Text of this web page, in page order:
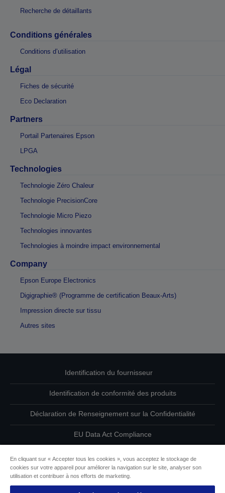
Recherche de détaillants
Conditions générales
Conditions d’utilisation
Légal
Fiches de sécurité
Eco Declaration
Partners
Portail Partenaires Epson
LPGA
Technologies
Technologie Zéro Chaleur
Technologie PrecisionCore
Technologie Micro Piezo
Technologies innovantes
Technologies à moindre impact environnemental
Company
Epson Europe Electronics
Digigraphie® (Programme de certification Beaux-Arts)
Impression directe sur tissu
Autres sites
Identification du fournisseur
Identification de conformité des produits
Déclaration de Renseignement sur la Confidentialité
EU Data Act Compliance
Informations sur les cookies
En cliquant sur « Accepter tous les cookies », vous acceptez le stockage de
cookies sur votre appareil pour améliorer la navigation sur le site, analyser son
utilisation et contribuer à nos efforts de marketing.